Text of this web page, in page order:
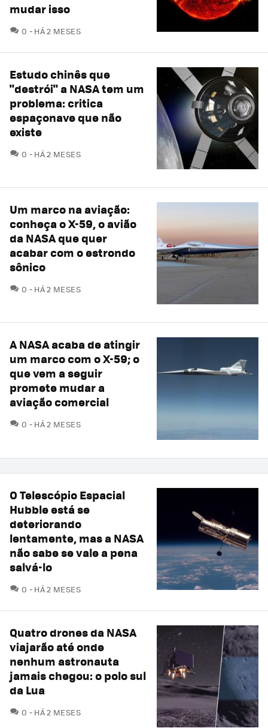
mudar isso
0 COMENTÁRIOS
HÁ 2 MESES
Estudo chinês que
"destrói" a NASA tem um
problema: critica
espaçonave que não
existe
0 COMENTÁRIOS
HÁ 2 MESES
Um marco na aviação:
conheça o X-59, o avião
da NASA que quer
acabar com o estrondo
sônico
0 COMENTÁRIOS
HÁ 2 MESES
A NASA acaba de atingir
um marco com o X-59; o
que vem a seguir
promete mudar a
aviação comercial
0 COMENTÁRIOS
HÁ 2 MESES
O Telescópio Espacial
Hubble está se
deteriorando
lentamente, mas a NASA
não sabe se vale a pena
salvá-lo
0 COMENTÁRIOS
HÁ 2 MESES
Quatro drones da NASA
viajarão até onde
nenhum astronauta
jamais chegou: o polo sul
da Lua
0 COMENTÁRIOS
HÁ 2 MESES